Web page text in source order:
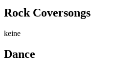
Rock Coversongs
keine
Dance